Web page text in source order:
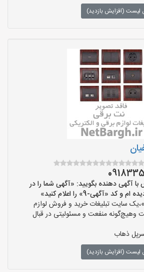
لیست (افزایش بازدید)
آگهی دهنده بگویید: «آگهی شما را در
«آگهی-9» را اعلام کنید»
سایت تبلیغات خرید و فروش لوازم
وهیچ‌گونه منفعت و مسئولیتی در قبال
ذهاب
لیست (افزایش بازدید)